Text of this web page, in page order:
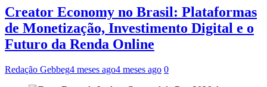
Creator Economy no Brasil: Plataformas
de Monetização, Investimento Digital e o
Futuro da Renda Online
Redação Gebbeg4 meses ago4 meses ago 0